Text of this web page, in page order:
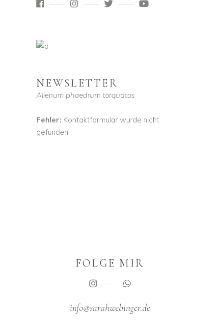
NEWSLETTER
Alienum phaedrum torquatos
Fehler: Kontaktformular wurde nicht
gefunden.
FOLGE MIR
info@sarahwebinger.de